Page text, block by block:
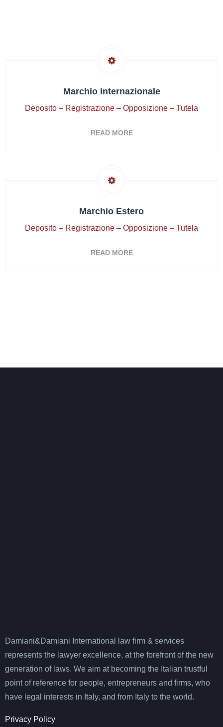
Marchio Internazionale
Deposito – Registrazione – Opposizione – Tutela
READ MORE
Marchio Estero
Deposito – Registrazione – Opposizione – Tutela
READ MORE
Damiani&Damiani International law firm & services
represents the lawyer excellence, at the forefront of the new
generation of laws. We aim at becoming the Italian trustful
point of reference for people, entrepreneurs and firms, who
have legal interests in Italy, and from Italy to the world.
Privacy Policy